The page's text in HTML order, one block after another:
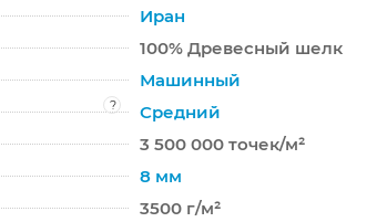
Иран
100% Древесный шелк
Машинный
?
Средний
3 500 000 точек/м²
8 мм
3500 г/м²